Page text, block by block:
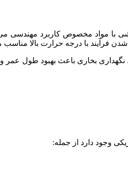
مواد مخصوص کاربرد مهندسی می
بخاری باعث بهبود طول عمر
وجود دارد از جمله: